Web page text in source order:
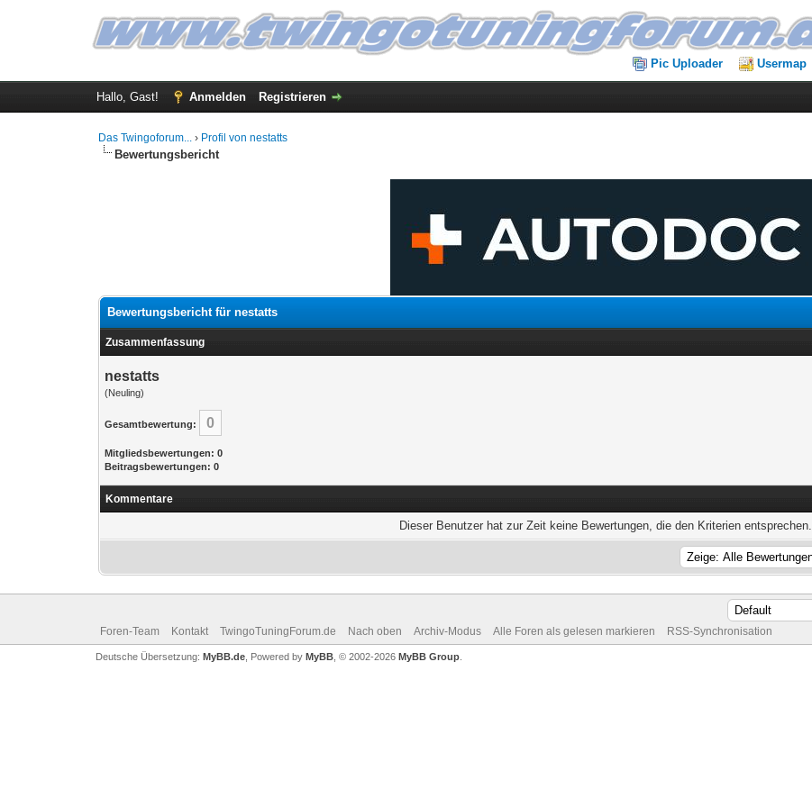
Pic Uploader Usermap
Hallo, Gast! Anmelden Registrieren
Das Twingoforum... › Profil von nestatts
Bewertungsbericht
Bewertungsbericht für nestatts
Zusammenfassung
nestatts
(Neuling)
Gesamtbewertung: 0
Mitgliedsbewertungen: 0
Beitragsbewertungen: 0
Kommentare
Dieser Benutzer hat zur Zeit keine Bewertungen, die den Kriterien entsprechen.
Foren-Team Kontakt TwingoTuningForum.de Nach oben Archiv-Modus Alle Foren als gelesen markieren RSS-Synchronisation
Deutsche Übersetzung: MyBB.de, Powered by MyBB, © 2002-2026 MyBB Group.